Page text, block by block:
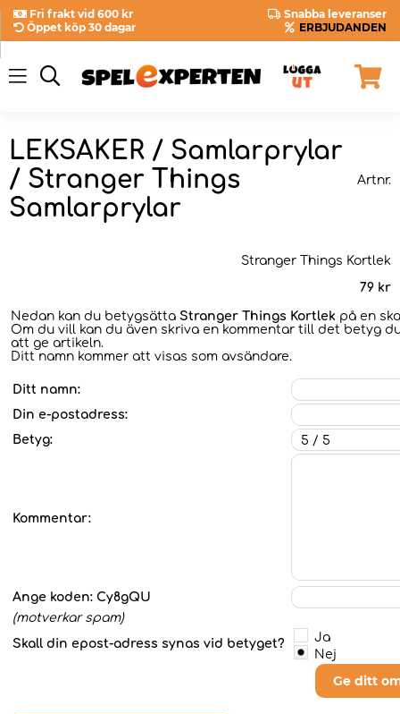
Fri frakt vid 600 kr
Snabba leveranser
Öppet köp 30 dagar
ERBJUDANDEN
LEKSAKER / Samlarprylar
/ Stranger Things
Samlarprylar
Artnr.
Stranger Things Kortlek
79 kr
Nedan kan du betygsätta Stranger Things Kortlek på en
Om du vill kan du även skriva en kommentar till det betyg
att ge artikeln.
Ditt namn kommer att visas som avsändare.
Ditt namn:
Din e-postadress:
Betyg:
Kommentar:
Ange koden: Cy8gQU
(motverkar spam)
Skall din epost-adress synas vid betyget?
Ja
Nej
Ge ditt